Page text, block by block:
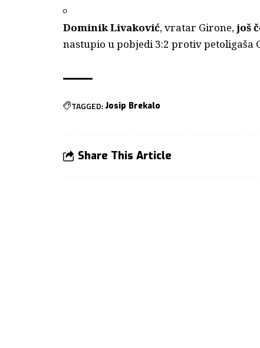
Dominik Livaković, vratar Girone,još
nastupio u pobjedi 3:2 protiv petoligaša
TAGGED: Josip Brekalo
Share This Article